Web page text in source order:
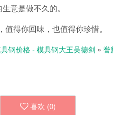
意是做不久的。
得你回味，也值得你珍惜。
钢价格 - 模具钢大王吴德剑 » 誉
喜欢 (0)